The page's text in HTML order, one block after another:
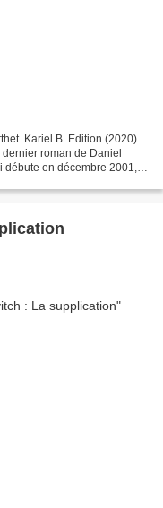
Kariel B. Edition (2020)
roman de Daniel
débute en décembre 2001, à